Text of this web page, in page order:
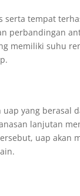
tempat
perbandingan
memiliki suhu
yang berasal
lanjutan
uap